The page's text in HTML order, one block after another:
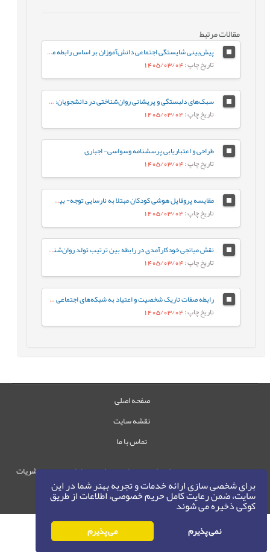
برای شخصی سازی ارائه خدمات و تجربه بهتر شما در این
سایت، ضمن رعایت کامل حریم خصوصی، اطلاعات از طریق
کوکی ذخیره می شوند
نمی پذیرم می پذیرم
مقالات مرتبط
پیش‌بینی شایستگی اجتماعی دانش‌آموزان بر اساس رابطه معلم-دانش‌آموز و احساس تعلق به مدرسه: نقش واسطه‌ای تنظیم رفتاری هیجان
تاریخ چاپ: 1405/03/04
سبک‌های دلبستگی و پریشانی روان‌شناختی در دانشجویان: نقش واسطه‌ای تنظیم هیجان بین فردی
تاریخ چاپ: 1405/03/04
طراحی و اعتباریابی پرسشنامه وسواسی- اجباری
تاریخ چاپ: 1405/03/04
مقایسه پروفایل هوشی کودکان مبتلا به نارسایی توجه- بیش‌فعالی با کودکان عادی براساس شاخص‌های جانبی و مکمل آزمون WISC-V
تاریخ چاپ: 1405/03/04
نقش میانجی خودکارآمدی در رابطه‌ بین ترتیب تولد روان‌شناختی و جوخانواده با رفتارهای جامعه پسند در دانشجویان
تاریخ چاپ: 1405/03/04
رابطه صفات تاریک شخصیت و اعتیاد به شبکه‌های اجتماعی مجازی با نقش میانجی سبک‌های مقابله‌ای
تاریخ چاپ: 1405/03/04
صفحه اصلی
نقشه سایت
تماس با ما
حقوق این وب‌سایت متعلق به سامانه مدیریت نشریات
رایمگ است.
حق نشر ©
1405-1396